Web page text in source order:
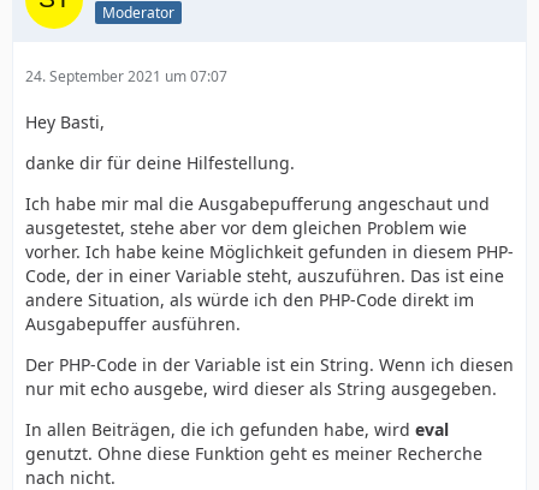
Moderator
24. September 2021 um 07:07
Hey Basti,
danke dir für deine Hilfestellung.
Ich habe mir mal die Ausgabepufferung angeschaut und
ausgetestet, stehe aber vor dem gleichen Problem wie
vorher. Ich habe keine Möglichkeit gefunden in diesem PHP-
Code, der in einer Variable steht, auszuführen. Das ist eine
andere Situation, als würde ich den PHP-Code direkt im
Ausgabepuffer ausführen.
Der PHP-Code in der Variable ist ein String. Wenn ich diesen
nur mit echo ausgebe, wird dieser als String ausgegeben.
In allen Beiträgen, die ich gefunden habe, wird eval
genutzt. Ohne diese Funktion geht es meiner Recherche
nach nicht.